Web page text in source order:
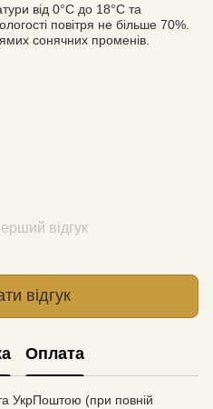
від 0°С до 18°С та
повітря не більше 70%.
сонячних променів.
відгук
відгук
Оплата
УкрПоштою (при повній